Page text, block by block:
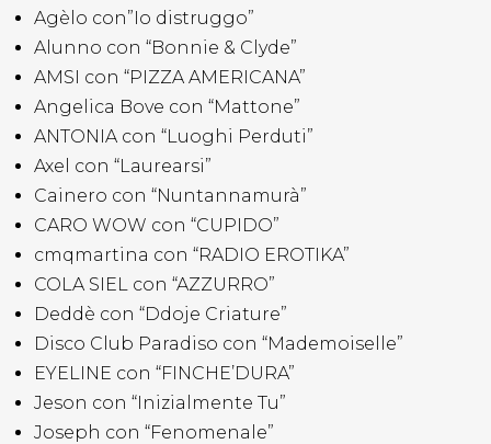
Agèlo con”Io distruggo”
Alunno con “Bonnie & Clyde”
AMSI con “PIZZA AMERICANA”
Angelica Bove con “Mattone”
ANTONIA con “Luoghi Perduti”
Axel con “Laurearsi”
Cainero con “Nuntannamurà”
CARO WOW con “CUPIDO”
cmqmartina con “RADIO EROTIKA”
COLA SIEL con “AZZURRO”
Deddè con “Ddoje Criature”
Disco Club Paradiso con “Mademoiselle”
EYELINE con “FINCHE’DURA”
Jeson con “Inizialmente Tu”
Joseph con “Fenomenale”